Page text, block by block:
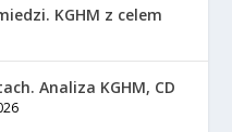
KGHM z celem
Analiza KGHM, CD